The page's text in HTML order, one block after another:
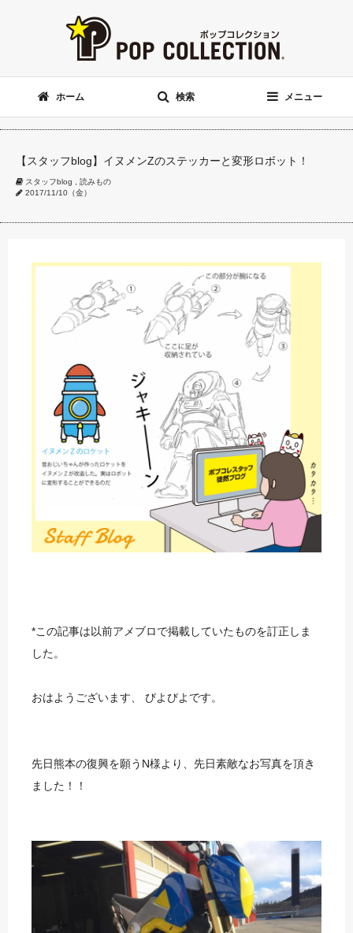
ホーム 検索 メニュー
【スタッフblog】イヌメンZのステッカーと変形ロボット！
スタッフblog
読みもの
2017/11/10（金）
*この記事は以前アメブロで掲載していたものを訂正しま
した。
おはようございます、 びよびよです。
先日熊本の復興を願うN様より、先日素敵なお写真を頂き
ました！！